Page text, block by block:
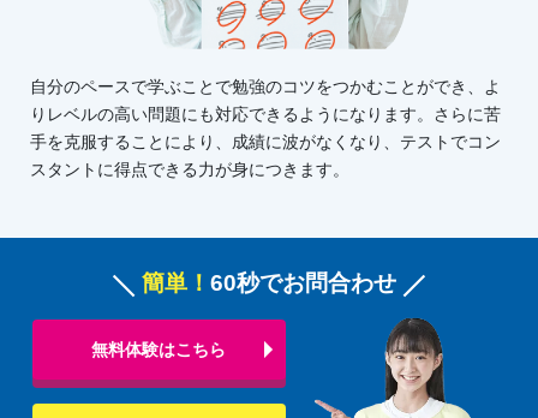
自分のペースで学ぶことで勉強のコツをつかむことができ、よ
りレベルの高い問題にも対応できるようになります。さらに苦
手を克服することにより、成績に波がなくなり、テストでコン
スタントに得点できる力が身につきます。
簡単！ 60秒でお問合わせ
無料体験はこちら